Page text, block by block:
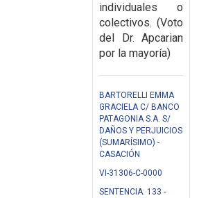
individuales o
colectivos. (Voto
del Dr. Apcarian
por la mayoría)
BARTORELLI EMMA
GRACIELA C/ BANCO
PATAGONIA S.A. S/
DAÑOS Y PERJUICIOS
(SUMARÍSIMO) -
CASACIÓN
VI-31306-C-0000
SENTENCIA: 133 -